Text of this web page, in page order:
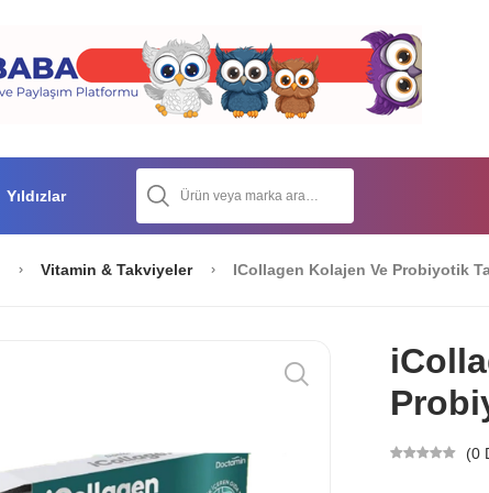
Yıldızlar
Vitamin & Takviyeler ICollagen Kolajen Ve Probiyotik
(0